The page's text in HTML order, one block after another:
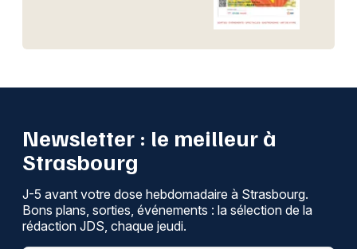
Newsletter : le meilleur à
Strasbourg
J-5 avant votre dose hebdomadaire à Strasbourg.
Bons plans, sorties, événements : la sélection de la
rédaction JDS, chaque jeudi.